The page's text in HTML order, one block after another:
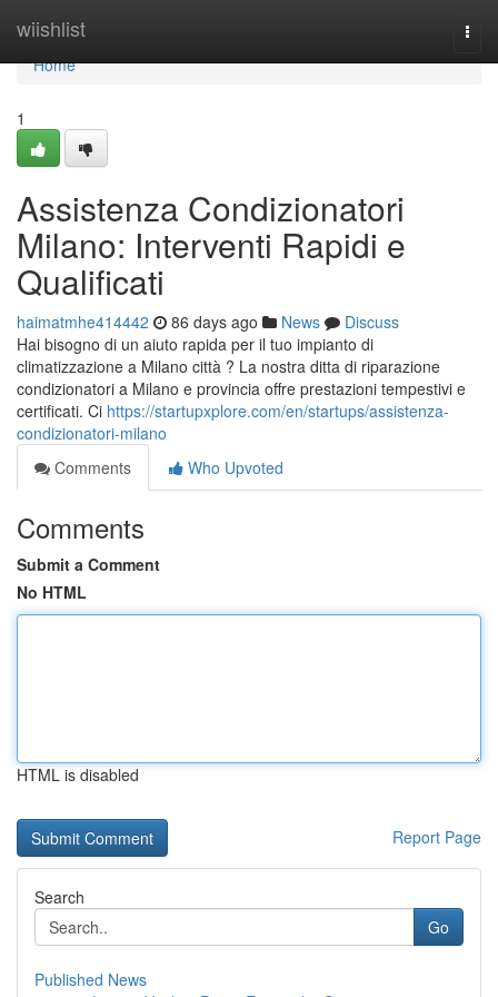
wiishlist
Home
Home
1
Assistenza Condizionatori
Milano: Interventi Rapidi e
Qualificati
haimatmhe414442 86 days ago News
Discuss
Hai bisogno di un aiuto rapida per il tuo impianto di
climatizzazione a Milano città ? La nostra ditta di riparazione
condizionatori a Milano e provincia offre prestazioni tempestivi e
certificati. Ci https://startupxplore.com/en/startups/assistenza-
condizionatori-milano
Comments
Who Upvoted
Comments
Submit a Comment
No HTML
HTML is disabled
Report Page
Search
Go
Published News